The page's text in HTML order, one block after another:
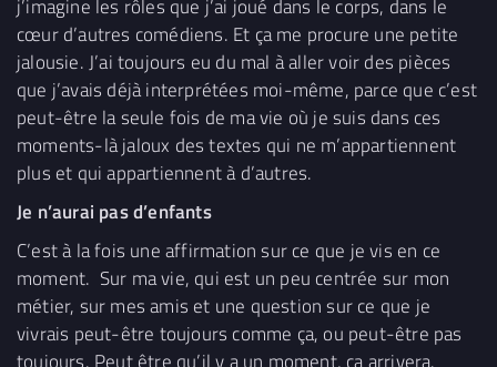
j’imagine les rôles que j’ai joué dans le corps, dans le
cœur d’autres comédiens. Et ça me procure une petite
jalousie. J’ai toujours eu du mal à aller voir des pièces
que j’avais déjà interprétées moi-même, parce que c’est
peut-être la seule fois de ma vie où je suis dans ces
moments-là jaloux des textes qui ne m’appartiennent
plus et qui appartiennent à d’autres.
Je n’aurai pas d’enfants
C’est à la fois une affirmation sur ce que je vis en ce
moment. Sur ma vie, qui est un peu centrée sur mon
métier, sur mes amis et une question sur ce que je
vivrais peut-être toujours comme ça, ou peut-être pas
toujours. Peut être qu’il y a un moment, ça arrivera.